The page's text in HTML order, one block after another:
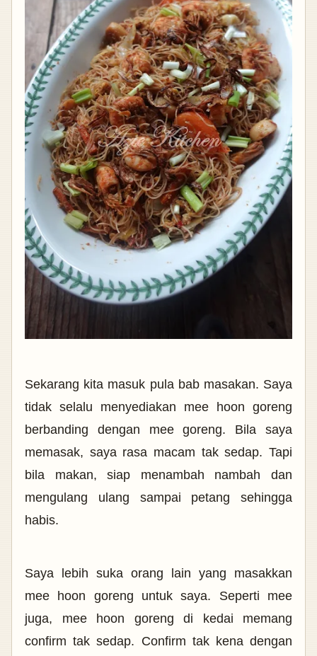
Sekarang kita masuk pula bab masakan. Saya
tidak selalu menyediakan mee hoon goreng
berbanding dengan mee goreng. Bila saya
memasak, saya rasa macam tak sedap. Tapi
bila makan, siap menambah nambah dan
mengulang ulang sampai petang sehingga
habis.
Saya lebih suka orang lain yang masakkan
mee hoon goreng untuk saya. Seperti mee
juga, mee hoon goreng di kedai memang
confirm tak sedap. Confirm tak kena dengan